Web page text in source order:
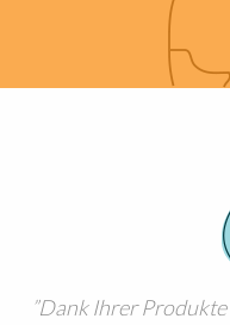
Dank Ihrer